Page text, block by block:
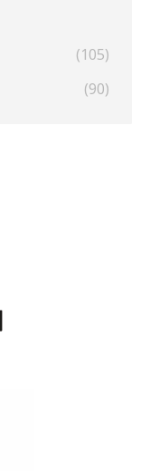
(105)
(90)